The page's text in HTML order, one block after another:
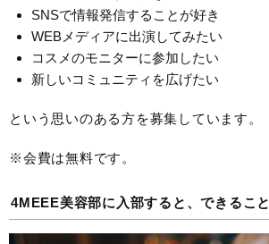
SNSで情報発信することが好き
WEBメディアに出演してみたい
コスメのモニターに参加したい
新しいコミュニティを広げたい
という思いのある方を募集しています。
※会費は無料です。
4MEEE美容部に入部すると、できること